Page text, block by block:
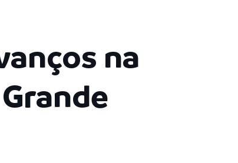
na